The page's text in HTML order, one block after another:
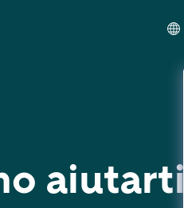
aiutarti?